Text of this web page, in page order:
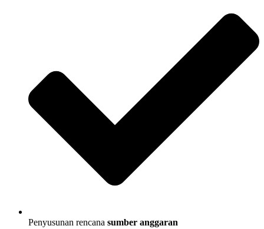
Penyusunan rencana sumber anggaran